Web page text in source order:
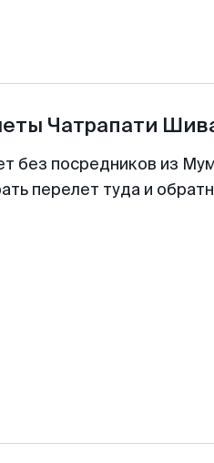
Чатрапати
без посредников из
перелет туда и